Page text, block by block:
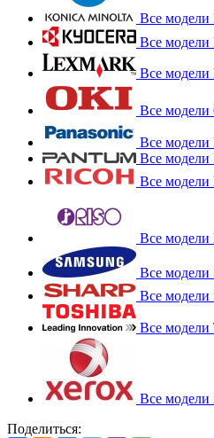
Все модели
Все модели
Все модели
Все
Все модели
Все модели
Все модели
Все модели
Все модели
Все модели
Все модели
Все модели
Поделиться: